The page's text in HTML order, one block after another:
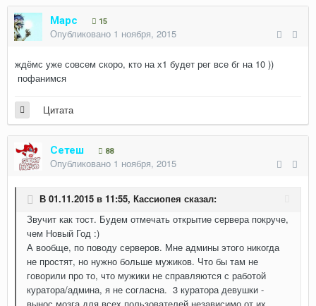
Mapc 15
Опубликовано 1 ноября, 2015
ждёмс уже совсем скоро, кто на х1 будет рег все бг на 10 ))
пофанимся
Цитата
Сетеш 88
Опубликовано 1 ноября, 2015
В 01.11.2015 в 11:55, Кассиопея сказал:
Звучит как тост. Будем отмечать открытие сервера покруче,
чем Новый Год :)
А вообще, по поводу серверов. Мне админы этого никогда
не простят, но нужно больше мужиков. Что бы там не
говорили про то, что мужики не справляются с работой
куратора/админа, я не согласна. 3 куратора девушки -